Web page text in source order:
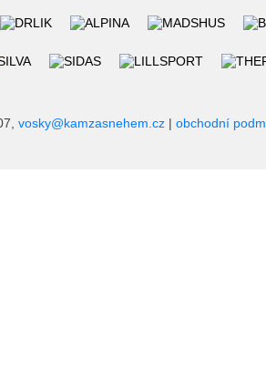
vosky@kamzasnehem.cz | obchodní